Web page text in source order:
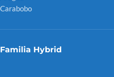
Carabobo
Familia Hybrid